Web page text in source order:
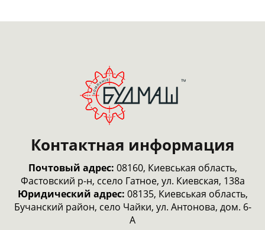
Контактная информация
Почтовый адрес: 08160, Киевськая область,
Фастовский р-н, ссело Гатное, ул. Киевская, 138а
Юридический адрес: 08135, Киевськая область,
Бучанский район, село Чайки, ул. Антонова, дом. 6-
А